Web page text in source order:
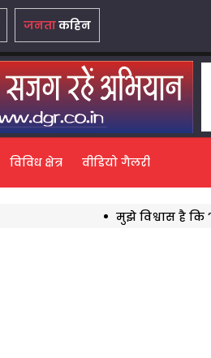
जनताकहिन
विविध क्षेत्र वीडियो गैलरी
मुझे विश्वास है कि